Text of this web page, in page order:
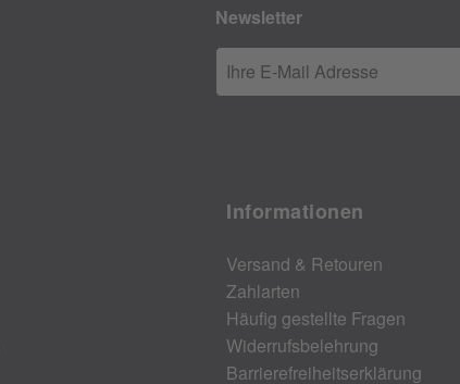
Newsletter
Ihre E-Mail Adresse
Informationen
Versand & Retouren
Zahlarten
Häufig gestellte Fragen
Widerrufsbelehrung
Barrierefreiheitserklärung